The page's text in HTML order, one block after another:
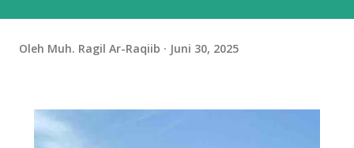
Oleh Muh. Ragil Ar-Raqiib Juni 30, 2025